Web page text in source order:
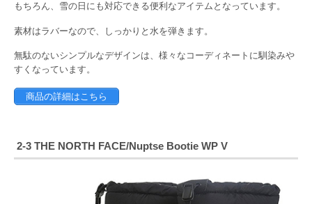
もちろん、雪の日にも対応できる便利なアイテムとなっています。
素材はラバーなので、しっかりと水を弾きます。
無駄のないシンプルなデザインは、様々なコーディネートに馴染みや
すくなっています。
商品の詳細はこちら
2-3 THE NORTH FACE/Nuptse Bootie WP V